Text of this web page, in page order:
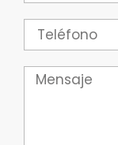
Teléfono
Mensaje